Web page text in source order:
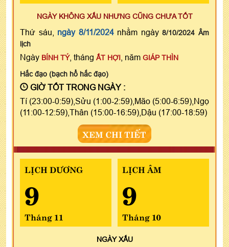
NGÀY KHÔNG XẤU NHƯNG CŨNG CHƯA TỐT
Thứ sáu, ngày 8/11/2024nhằm ngày8/10/2024 Âm
lịch
Ngày BÍNH TÝ, tháng ẤT HỢI , năm GIÁP THÌN
Hắc đạo (bạch hổ hắc đạo)
GIỜ TỐT TRONG NGÀY :
Tí (23:00-0:59),Sửu (1:00-2:59),Mão (5:00-6:59),Ngọ
(11:00-12:59),Thân (15:00-16:59),Dậu (17:00-18:59)
XEM CHI TIẾT
LỊCH DƯƠNG
9
Tháng 11
LỊCH ÂM
9
Tháng 10
NGÀYXẤU